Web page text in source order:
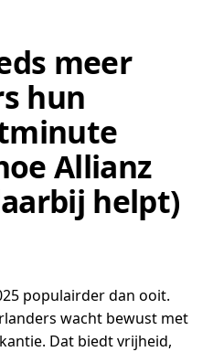
meer
hun
Allianz
helpt)
populairder dan ooit.
wacht bewust met
Dat biedt vrijheid,